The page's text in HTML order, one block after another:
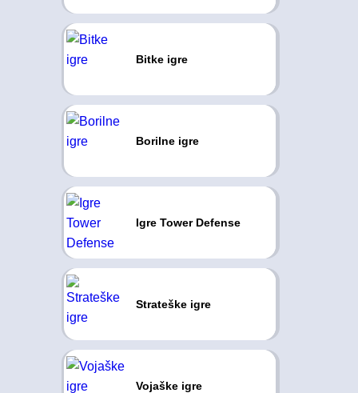
Bitke igre
Borilne igre
Igre Tower Defense
Strateške igre
Vojaške igre